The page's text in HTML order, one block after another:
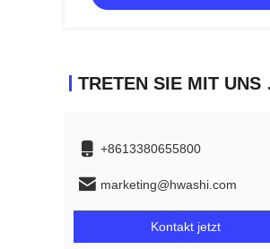
+8613380655800
marketing@hwashi.com
Kontakt jetzt